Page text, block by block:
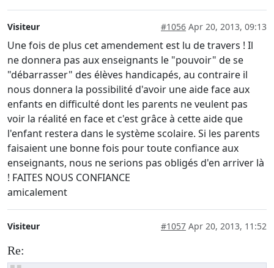
Visiteur #1056 Apr 20, 2013, 09:13
Une fois de plus cet amendement est lu de travers ! Il
ne donnera pas aux enseignants le "pouvoir" de se
"débarrasser" des élèves handicapés, au contraire il
nous donnera la possibilité d'avoir une aide face aux
enfants en difficulté dont les parents ne veulent pas
voir la réalité en face et c'est grâce à cette aide que
l'enfant restera dans le système scolaire. Si les parents
faisaient une bonne fois pour toute confiance aux
enseignants, nous ne serions pas obligés d'en arriver là
! FAITES NOUS CONFIANCE
amicalement
Visiteur #1057 Apr 20, 2013, 11:52
Re: